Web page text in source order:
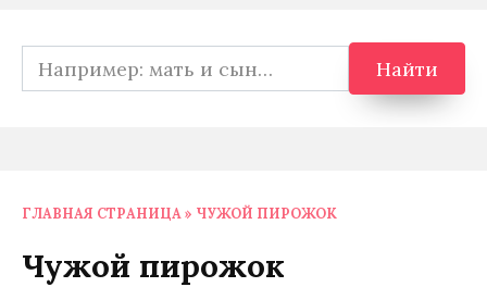
Search
for:
Найти
ГЛАВНАЯ СТРАНИЦА » ЧУЖОЙ ПИРОЖОК
Чужой пирожок